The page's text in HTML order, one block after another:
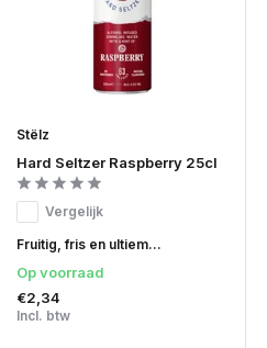
Stëlz
Hard Seltzer Raspberry 25cl
Vergelijk
Fruitig, fris en ultiem...
Op voorraad
€2,34
Incl. btw